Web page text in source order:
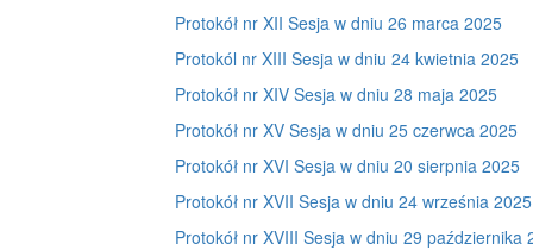
Protokół nr XII Sesja w dniu 26 marca 2025
Protokól nr XIII Sesja w dniu 24 kwietnia 2025
Protokół nr XIV Sesja w dniu 28 maja 2025
Protokół nr XV Sesja w dniu 25 czerwca 2025
Protokół nr XVI Sesja w dniu 20 sierpnia 2025
Protokół nr XVII Sesja w dniu 24 września 2025
Protokół nr XVIII Sesja w dniu 29 października